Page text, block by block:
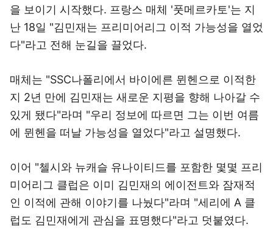
을 보이기 시작했다. 프랑스 매체 '풋메르카토'는 지
난 18일 "김민재는 프리미어리그 이적 가능성을 열었
다"라고 전해 눈길을 끌었다.
매체는 "SSC나폴리에서 바이에른 뮌헨으로 이적한
지 2년 만에 김민재는 새로운 지평을 향해 나아갈 수
있게 됐다"라며 "우리 정보에 따르면 그는 이번 여름
에 뮌헨을 떠날 가능성을 열었다"라고 설명했다.
이어 "첼시와 뉴캐슬 유나이티드를 포함한 몇몇 프리
미어리그 클럽은 이미 김민재의 에이전트와 잠재적
인 이적에 관해 이야기를 나눴다"라며 "세리에 A 클
럽도 김민재에게 관심을 표명했다"라고 덧붙였다.